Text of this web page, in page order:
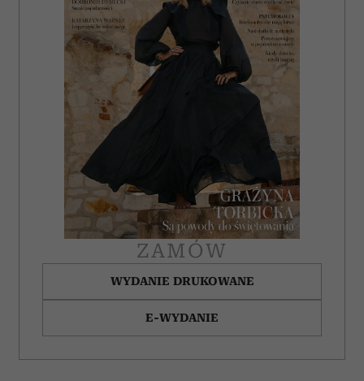
ZAMÓW
WYDANIE DRUKOWANE
E-WYDANIE